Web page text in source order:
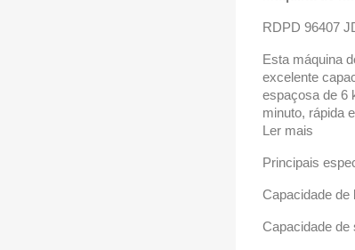
RDPD 96407
Esta máquina
excelente
espaçosa de 6
minuto, rápida
Ler mais
Principais
Capacidade de
Capacidade